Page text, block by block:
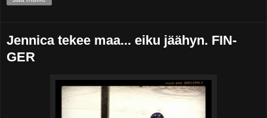
Jennica tekee maa... eiku jäähyn. FIN-
GER